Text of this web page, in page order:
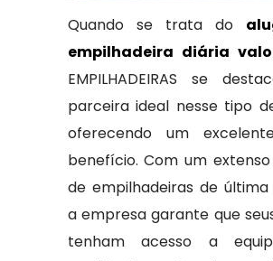
Quando se trata do
empilhadeira diária
EMPILHADEIRAS se
parceira ideal nesse tipo
oferecendo um
benefício. Com um
de empilhadeiras de última
a empresa garante que
tenham acesso a